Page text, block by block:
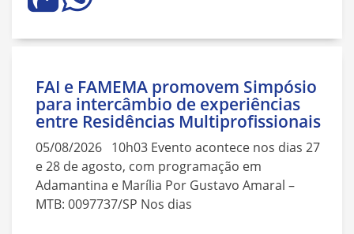
FAI e FAMEMA promovem Simpósio
para intercâmbio de experiências
entre Residências Multiprofissionais
05/08/2026 10h03 Evento acontece nos dias 27
e 28 de agosto, com programação em
Adamantina e Marília Por Gustavo Amaral –
MTB: 0097737/SP Nos dias